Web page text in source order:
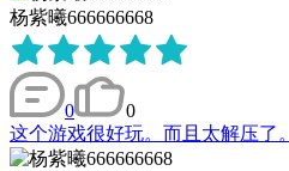
杨紫曦666666668
0
0
这个游戏很好玩。而且太解压了。